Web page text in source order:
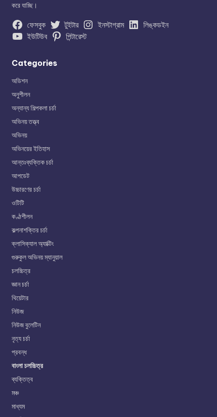
করে যাচ্ছি।
ফেসবুক টুইটার ইনস্টাগ্রাম
লিঙ্কডইন
ইউটিউব
পিন্টারেস্ট
Categories
অডিশন
অনুশীলন
অন্যান্য শিল্পকলা চর্চা
অভিনয় তত্ত্ব
অভিনয়
অভিনয়ের ইতিহাস
আন্তঃব্যক্তিক চর্চা
আপডেট
উচ্চারণের চর্চা
ওটিটি
কণ্ঠশীলন
কল্পনাশক্তির চর্চা
ক্লাসিক্যাল অ্যাক্টিং
গুরুকুল অভিনয় ম্যানুয়াল
চলচ্চিত্র
জ্ঞান চর্চা
থিয়েটার
নিউজ
নিউজ বুলেটিন
নৃত্য চর্চা
প্রবন্ধ
বাংলা চলচ্চিত্র
ব্যক্তিত্ব
মঞ্চ
মাধ্যম